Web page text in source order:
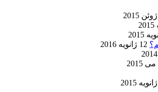
12 ژانویه 2016